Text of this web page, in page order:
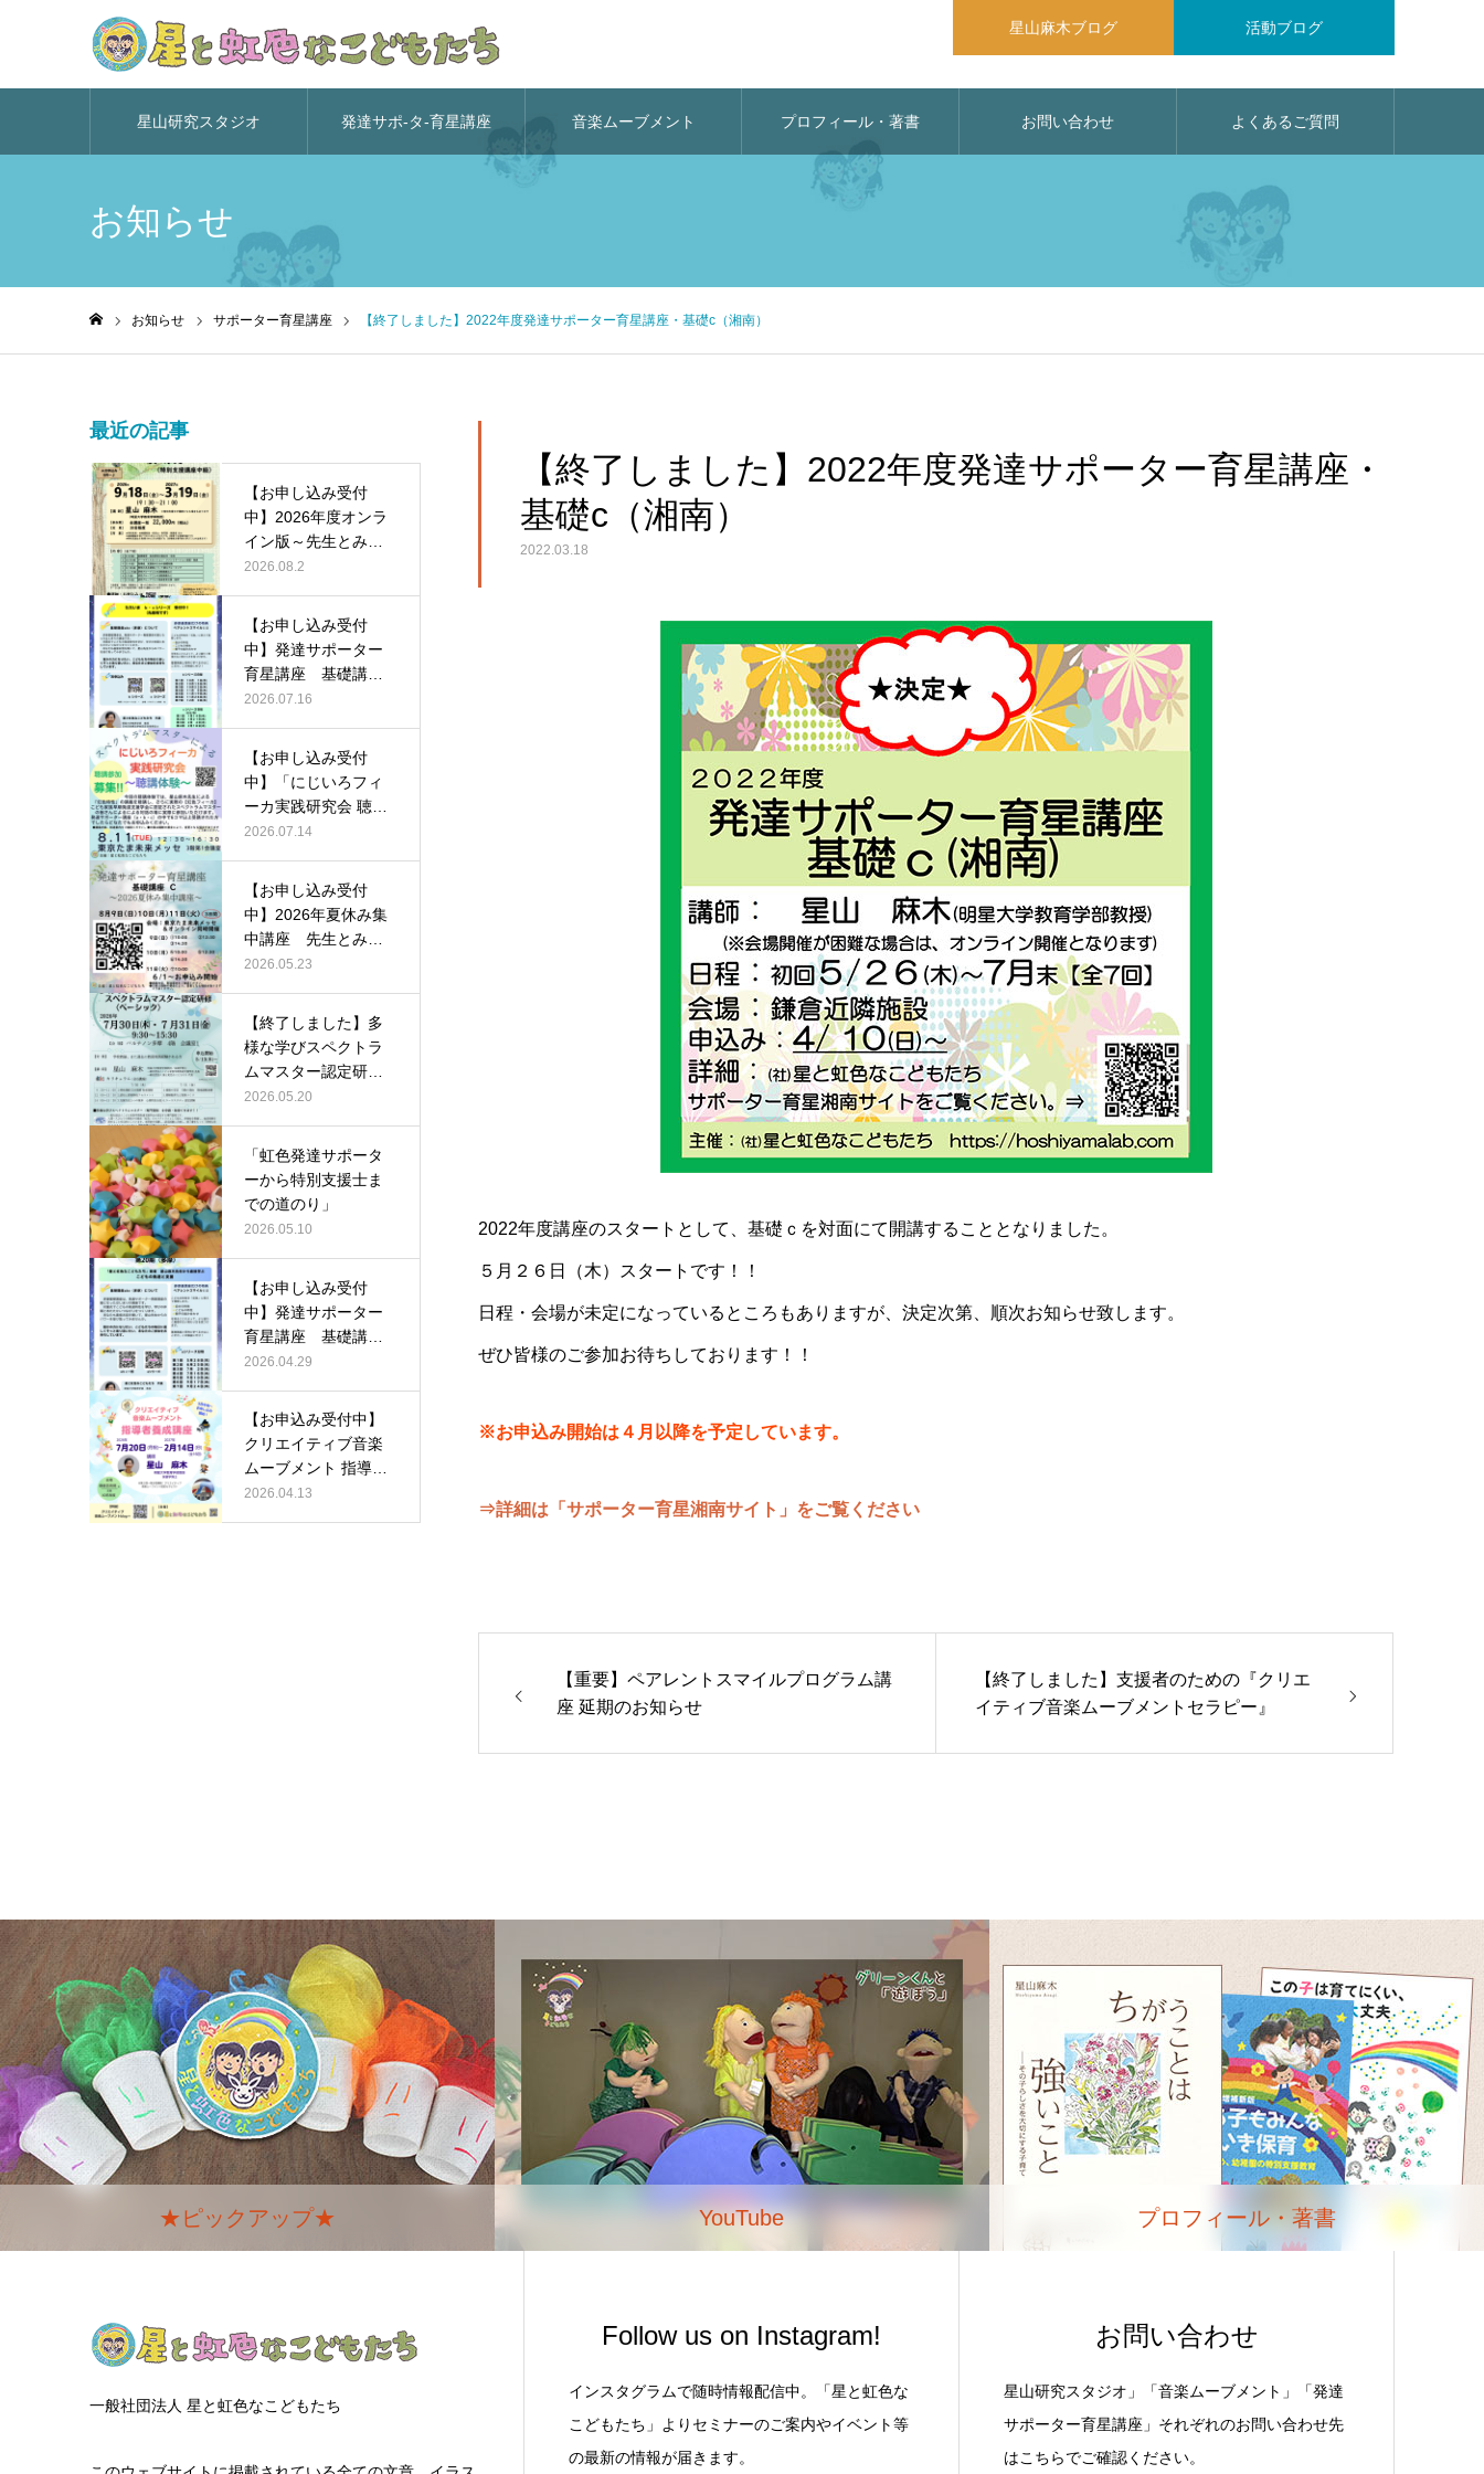
星山麻木ブログ 活動ブログ
星山研究スタジオ 発達サポ-タ-育星講座 音楽ムーブメント プロフィール・著書 お問い合わせ よくあるご質問
お知らせ
お知らせ サポーター育星講座 【終了しました】2022年度発達サポーター育星講座・基礎c（湘南）
【終了しました】2022年度発達サポーター育星講座・
基礎c（湘南）
2022.03.18
2022年度講座のスタートとして、基礎ｃを対面にて開講することとなりました。
５月２６日（木）スタートです！！
日程・会場が未定になっているところもありますが、決定次第、順次お知らせ致します。
ぜひ皆様のご参加お待ちしております！！
※お申込み開始は４月以降を予定しています。
⇒詳細は「サポーター育星湘南サイト」をご覧ください
【重要】ペアレントスマイルプログラム講
座 延期のお知らせ
【終了しました】支援者のための『クリエ
イティブ音楽ムーブメントセラピー』
最近の記事
【お申し込み受付
中】2026年度オンラ
イン版～先生とみん
なの本気で…
2026.08.2
【お申し込み受付
中】発達サポーター
育星講座 基礎講座a
bc 第20…
2026.07.16
【お申し込み受付
中】「にじいろフィ
ーカ実践研究会 聴講
体験」
2026.07.14
【お申し込み受付
中】2026年夏休み集
中講座 先生とみん
なの本気で…
2026.05.23
【終了しました】多
様な学びスペクトラ
ムマスター認定研修
【ベーシック…
2026.05.20
「虹色発達サポータ
ーから特別支援士ま
での道のり」
2026.05.10
【お申し込み受付
中】発達サポーター
育星講座 基礎講座a
bc 第20…
2026.04.29
【お申込み受付中】
クリエイティブ音楽
ムーブメント 指導者
養成講座 …
2026.04.13
★ピックアップ★ YouTube プロフィール・著書
一般社団法人 星と虹色なこどもたち
Follow us on Instagram!
インスタグラムで随時情報配信中。「星と虹色な
こどもたち」よりセミナーのご案内やイベント等
の最新の情報が届きます。
お問い合わせ
星山研究スタジオ」「音楽ムーブメント」「発達
サポーター育星講座」それぞれのお問い合わせ先
はこちらでご確認ください。